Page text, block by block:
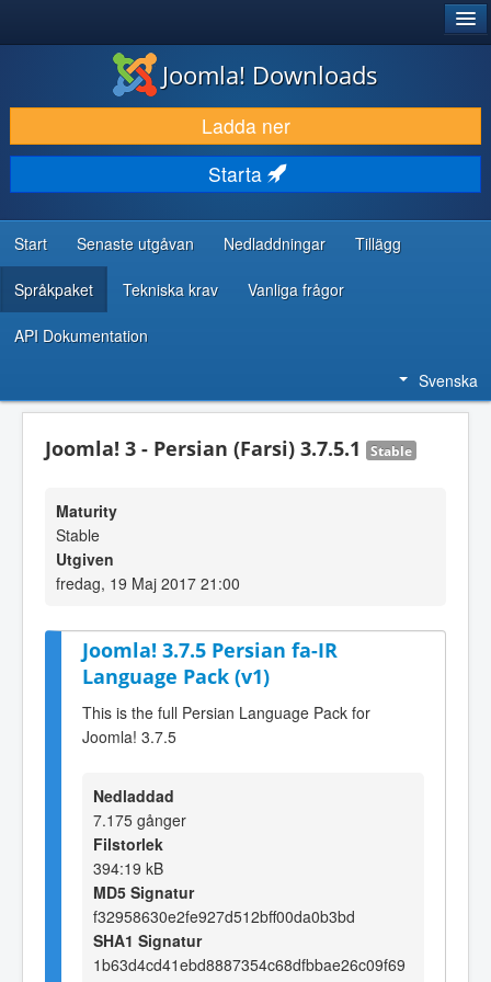
LADDA NER & UTÖKA
UPPTÄCK & LÄR
GEMENSKAP & SUPPORT
RESURSER FÖR UTVECKLARE
Joomla! Downloads
Ladda ner
Starta
Start Senaste utgåvan Nedladdningar Tillägg
Språkpaket Tekniska krav Vanliga frågor
API Dokumentation
Svenska
Joomla! 3 - Persian (Farsi) 3.7.5.1 Stable
Maturity
Stable
Utgiven
fredag, 19 Maj 2017 21:00
Joomla! 3.7.5 Persian fa-IR
Language Pack (v1)
This is the full Persian Language Pack for
Joomla! 3.7.5
Nedladdad
7.175 gånger
Filstorlek
394:19 kB
MD5 Signatur
f32958630e2fe927d512bff00da0b3bd
SHA1 Signatur
1b63d4cd41ebd8887354c68dfbbae26c09f69